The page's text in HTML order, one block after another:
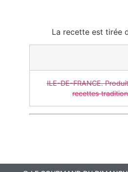
La recette est tirée
ILE-DE-FRANCE.
recettes